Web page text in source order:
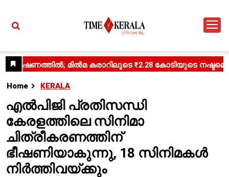
Home KERALA
എൽപിജി പ്രതിസന്ധി
കേരളത്തിലെ സിനിമാ
ചിത്രീകരണത്തിന്
ഭീഷണിയാകുന്നു, 18 സിനിമകൾ
നിർത്തിവയ്ക്കും